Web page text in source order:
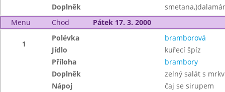
Doplněk
Menu
Chod Pátek 17. 3. 2000
1
Polévka
bramborová
Jídlo
kuřecí špíz
Příloha
brambory
Doplněk
zelný salát s
Nápoj
čaj se sirupem